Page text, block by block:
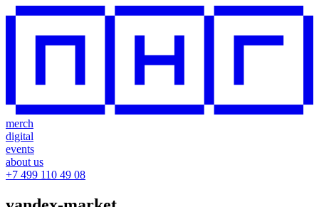
merch
digital
events
about us
+7 499 110 49 08